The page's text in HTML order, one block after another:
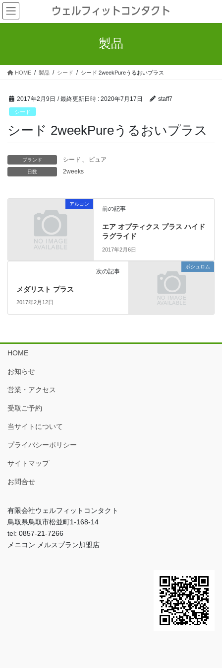
コ
ン
テ
ス
ナ
ビ
ゲ
ン
ウェルフィットコンタクト
製品
HOME 製品 シード シード 2weekPureうるおいプラス
2017年2月9日 / 最終更新日時 : 2020年7月17日 staff7
シード
シード 2weekPureうるおいプラス
ブランド シード 、 ピュア
日数 2weeks
アルコン
前の記事
エア オプティクス プラス ハイド
ラグライド
2017年2月6日
ボシュロム
次の記事
メダリスト プラス
2017年2月12日
HOME
お知らせ
営業・アクセス
受取ご予約
当サイトについて
プライバシーポリシー
サイトマップ
お問合せ
有限会社ウェルフィットコンタクト
鳥取県鳥取市松並町1-168-14
tel: 0857-21-7266
メニコン メルスプラン加盟店